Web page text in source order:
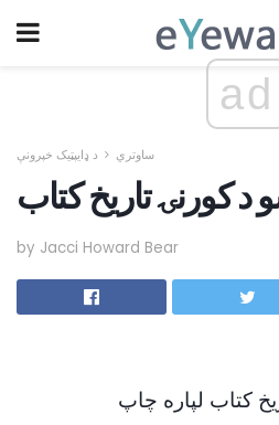
ad
ساوتري د ډایپټیک خپرونې
د کورنۍ تاریخ کتاب
by Jacci Howard Bear
کتاب لپاره چاپ